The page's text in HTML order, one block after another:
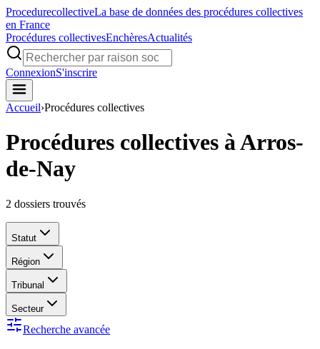
ProcedurecollectiveLa base de données des procédures collectives
en France
Procédures collectivesEnchèresActualités
ConnexionS'inscrire
Accueil›Procédures collectives
Procédures collectives à Arros-
de-Nay
2 dossiers trouvés
Statut
Région
Tribunal
Secteur
Recherche avancée